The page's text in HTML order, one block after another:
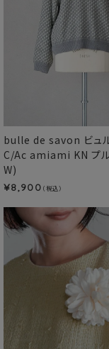
bulle de savon ビュ
C/Ac amiami KN プ
W)
¥8,900 （税込）